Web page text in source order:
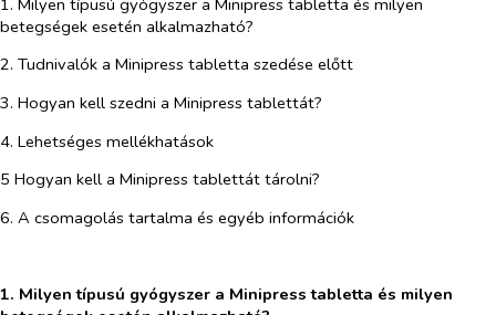
betegségek esetén alkalmazható?
2. Tudnivalók a Minipress tabletta szedése előtt
3. Hogyan kell szedni a Minipress tablettát?
4. Lehetséges mellékhatások
5 Hogyan kell a Minipress tablettát tárolni?
6. A csomagolás tartalma és egyéb információk
1. Milyen típusú gyógyszer a Minipress tabletta és milyen